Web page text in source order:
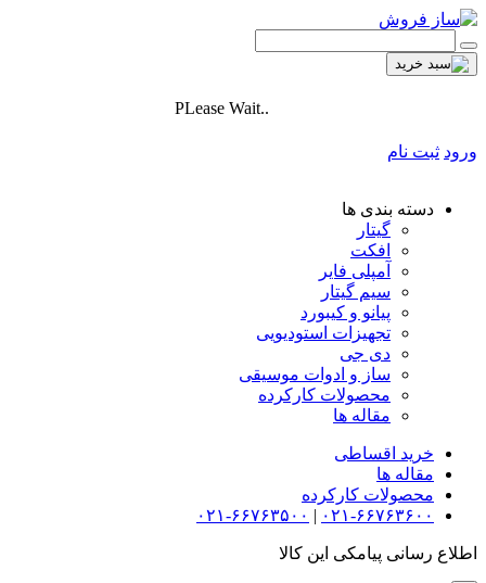
PLease Wait..
ورود ثبت نام
دسته بندی ها
گیتار
افکت
آمپلی فایر
سیم گیتار
پیانو و کیبورد
تجهیزات استودیویی
دی جی
ساز و ادوات موسیقی
محصولات کارکرده
مقاله ها
خرید اقساطی
مقاله ها
محصولات کارکرده
۰۲۱-۶۶۷۶۳۶۰۰ | ۰۲۱-۶۶۷۶۳۵۰۰
اطلاع رسانی پیامکی این کالا